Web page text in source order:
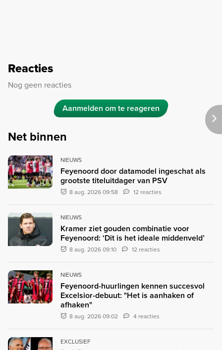
Reacties
Nog geen reacties
Aanmelden om te reageren
Net binnen
NIEUWS
Feyenoord door datamodel ingeschat als
grootste titeluitdager van PSV
8 aug. 2026 09:58 12 reacties
NIEUWS
Kramer ziet gouden combinatie voor
Feyenoord: ‘Dit is het ideale middenveld’
8 aug. 2026 09:10 12 reacties
NIEUWS
Feyenoord-huurlingen kennen succesvol
Excelsior-debuut: "Het is aanhaken of
afhaken"
8 aug. 2026 09:02 4 reacties
EXCLUSIEF